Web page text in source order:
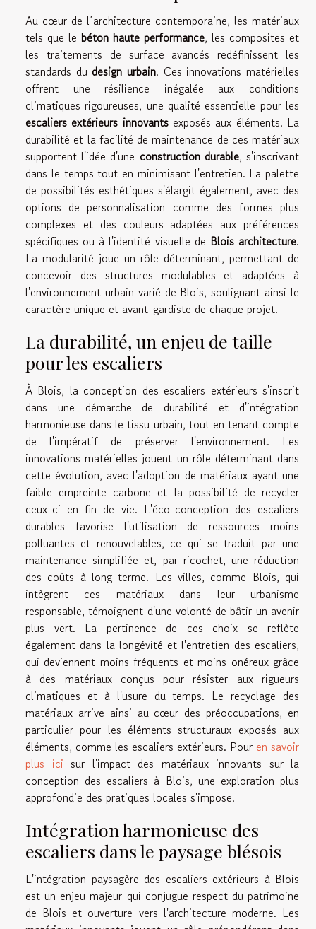
Au cœur de l’architecture contemporaine, les matériaux
tels que le béton haute performance, les composites et
les traitements de surface avancés redéfinissent les
standards du design urbain. Ces innovations matérielles
offrent une résilience inégalée aux conditions
climatiques rigoureuses, une qualité essentielle pour les
escaliers extérieurs innovantsexposés aux éléments. La
durabilité et la facilité de maintenance de ces matériaux
supportent l'idée d'une construction durable, s'inscrivant
dans le temps tout en minimisant l'entretien. La palette
de possibilités esthétiques s'élargit également, avec des
options de personnalisation comme des formes plus
complexes et des couleurs adaptées aux préférences
spécifiques ou à l'identité visuelle de Blois architecture.
La modularité joue un rôle déterminant, permettant de
concevoir des structures modulables et adaptées à
l'environnement urbain varié de Blois, soulignant ainsi le
caractère unique et avant-gardiste de chaque projet.
La durabilité, un enjeu de taille
pour les escaliers
À Blois, la conception des escaliers extérieurs s'inscrit
dans une démarche de durabilité et d'intégration
harmonieuse dans le tissu urbain, tout en tenant compte
de l'impératif de préserver l'environnement. Les
innovations matérielles jouent un rôle déterminant dans
cette évolution, avec l'adoption de matériaux ayant une
faible empreinte carbone et la possibilité de recycler
ceux-ci en fin de vie. L'éco-conception des escaliers
durables favorise l'utilisation de ressources moins
polluantes et renouvelables, ce qui se traduit par une
maintenance simplifiée et, par ricochet, une réduction
des coûts à long terme. Les villes, comme Blois, qui
intègrent ces matériaux dans leur urbanisme
responsable, témoignent d'une volonté de bâtir un avenir
plus vert. La pertinence de ces choix se reflète
également dans la longévité et l'entretien des escaliers,
qui deviennent moins fréquents et moins onéreux grâce
à des matériaux conçus pour résister aux rigueurs
climatiques et à l'usure du temps. Le recyclage des
matériaux arrive ainsi au cœur des préoccupations, en
particulier pour les éléments structuraux exposés aux
éléments, comme les escaliers extérieurs. Pour en savoir
plus ici sur l'impact des matériaux innovants sur la
conception des escaliers à Blois, une exploration plus
approfondie des pratiques locales s'impose.
Intégration harmonieuse des
escaliers dans le paysage blésois
L'intégration paysagère des escaliers extérieurs à Blois
est un enjeu majeur qui conjugue respect du patrimoine
de Blois et ouverture vers l'architecture moderne. Les